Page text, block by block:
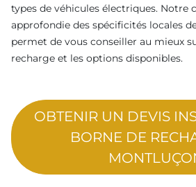
types de véhicules électriques. Notre
approfondie des spécificités locales
permet de vous conseiller au mieux
recharge et les options disponibles.
OBTENIR UN DEVIS
BORNE DE